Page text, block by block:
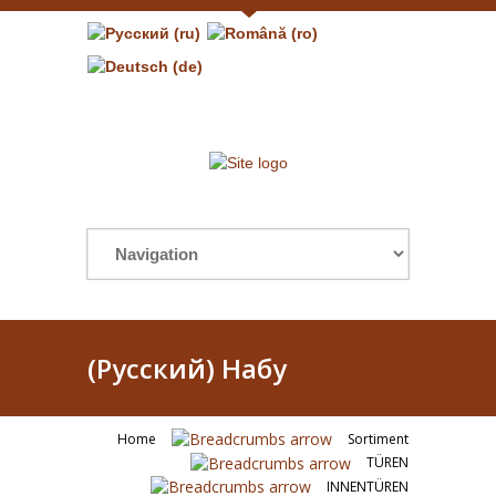
(Русский) Набу
Home
Sortiment
TÜREN
INNENTÜREN